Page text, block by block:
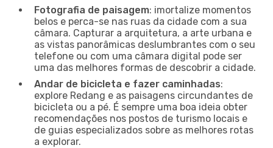
Fotografia de paisagem: imortalize momentos
belos e perca-se nas ruas da cidade com a sua
câmara. Capturar a arquitetura, a arte urbana e
as vistas panorâmicas deslumbrantes com o seu
telefone ou com uma câmara digital pode ser
uma das melhores formas de descobrir a cidade.
Andar de bicicleta e fazer caminhadas:
explore Redang e as paisagens circundantes de
bicicleta ou a pé. É sempre uma boa ideia obter
recomendações nos postos de turismo locais e
de guias especializados sobre as melhores rotas
a explorar.